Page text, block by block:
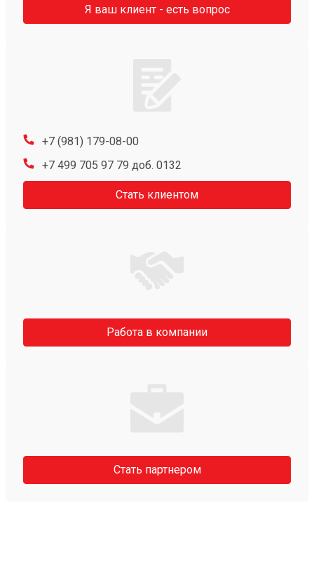
Я ваш клиент - есть вопрос
+7 (981) 179-08-00
+7 499 705 97 79 доб. 0132
Стать клиентом
Работа в компании
Стать партнером